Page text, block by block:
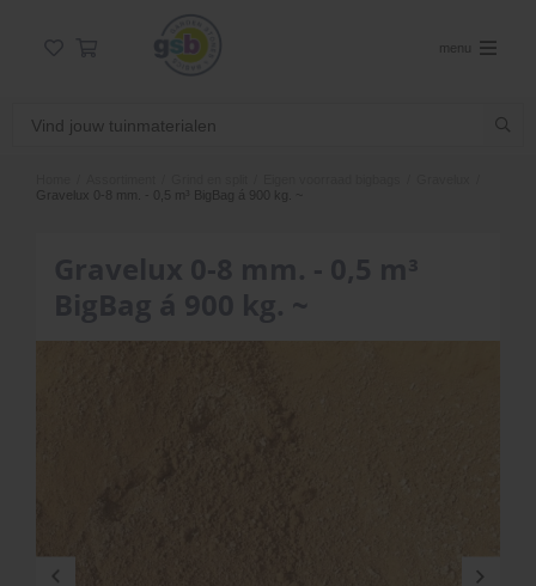
menu
Gravelux 0-8 mm. - 0,5 m³ BigBag á 900 kg. ~